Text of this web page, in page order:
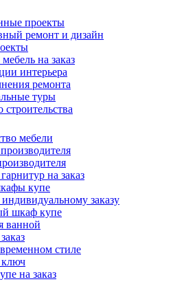
проекты
ремонт и дизайн
на заказ
интерьера
ремонта
туры
мебели
на заказ
купе
заказу
шкаф купе
ванной
стиле
на заказ